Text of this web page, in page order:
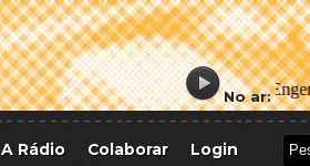
No ar:
A Rádio Colaborar Login